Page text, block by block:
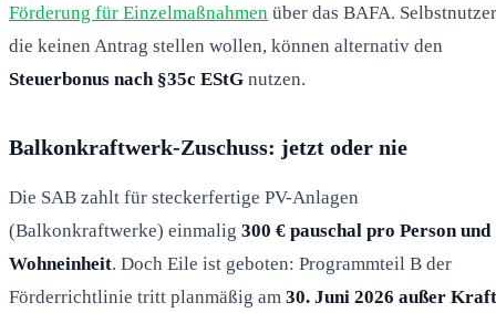
Förderung für Einzelmaßnahmen über das BAFA.
die keinen Antrag stellen wollen, können alternativ den
Steuerbonus nach §35c EStG nutzen.
Balkonkraftwerk-Zuschuss: jetzt oder nie
Die SAB zahlt für steckerfertige PV-Anlagen
(Balkonkraftwerke) einmalig 300 € pauschal pro Person und
Wohneinheit. Doch Eile ist geboten: Programmteil B der
Förderrichtlinie tritt planmäßig am 30. Juni 2026 außer Kraft